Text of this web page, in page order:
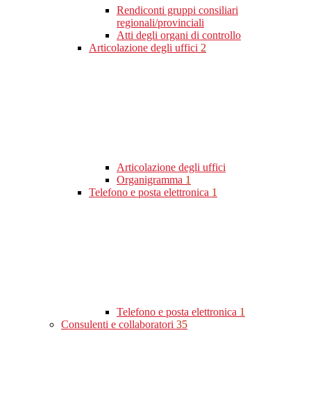
Rendiconti gruppi consiliari
regionali/provinciali
Atti degli organi di controllo
Articolazione degli uffici 2
Articolazione degli uffici
Organigramma 1
Telefono e posta elettronica 1
Telefono e posta elettronica 1
Consulenti e collaboratori 35